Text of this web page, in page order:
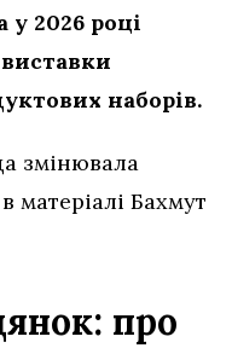
2026 році
наборів.
змінювала
Бахмут
про